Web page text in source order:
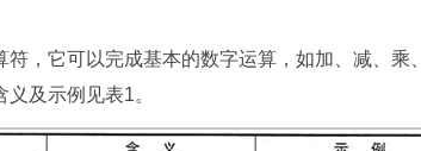
，它可以完成基本的数字运算，如加、减、乘
及示例见表1。